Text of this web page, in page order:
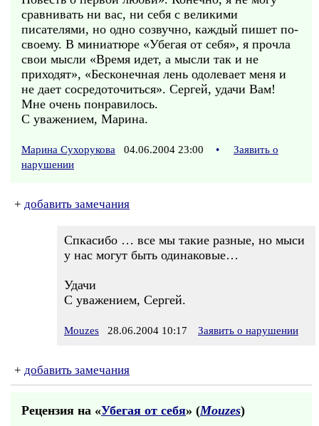
сравнивать ни вас, ни себя с великими
писателями, но одно созвучно, каждый пишет по-
своему. В миниатюре «Убегая от себя», я прочла
свои мысли «Время идет, а мысли так и не
приходят», «Бесконечная лень одолевает меня и
не дает сосредоточиться». Сергей, удачи Вам!
Мне очень понравилось.
С уважением, Марина.
Марина Сухорукова 04.06.2004 23:00 •
Заявить о
нарушении
+ добавить замечания
Спкасибо … все мы такие разные, но мыси
у нас могут быть одинаковые…
Удачи
С уважением, Сергей.
Mouzes 28.06.2004 10:17 Заявить о нарушении
+ добавить замечания
Рецензия на «Убегая от себя» (Mouzes)